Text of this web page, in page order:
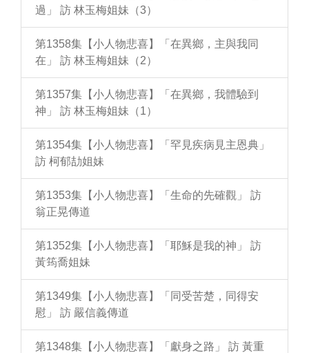
過」 訪 林玉梅姐妹（3）
第1358集【小人物悲喜】「在異鄉，主與我同
在」 訪 林玉梅姐妹（2）
第1357集【小人物悲喜】「在異鄉，我體驗到
神」 訪 林玉梅姐妹（1）
第1354集【小人物悲喜】「罕見疾病見主恩典」
訪 柯郁劼姐妹
第1353集【小人物悲喜】「生命的先確觀」 訪
翁正晃傳道
第1352集【小人物悲喜】「耶穌是我的神」 訪
黃筠喬姐妹
第1349集【小人物悲喜】「同受苦楚，同得安
慰」 訪 嚴信義傳道
第1348集【小人物悲喜】「獻身之路」 訪 黃重